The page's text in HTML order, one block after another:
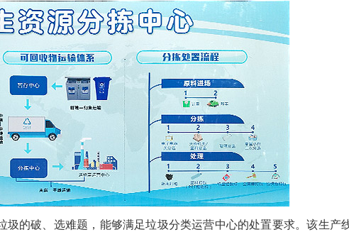
的破、选难题，能够满足垃圾分类运营中心的处置要求。该生产